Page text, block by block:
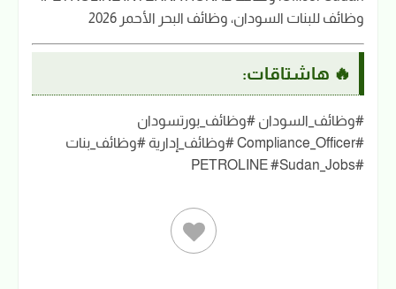
وظائف للبنات السودان، وظائف البحر الأحمر 2026
🔥 هاشتاقات:
#وظائف_السودان #وظائف_بورتسودان
#Compliance_Officer #وظائف_إدارية #وظائف_بنات
#PETROLINE #Sudan_Jobs